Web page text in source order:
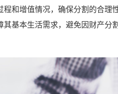
和增值情况，确保分割的合理
基本生活需求，避免因财产分